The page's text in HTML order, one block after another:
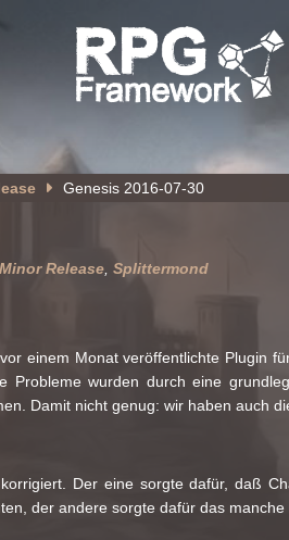
Genesis 2016-07-30
Minor Release, Splittermond
einem Monat veröffentlichte Plugin
wurden durch eine
Damit nicht genug: wir haben auch
Der eine sorgte dafür, daß
der andere sorgte dafür das manche